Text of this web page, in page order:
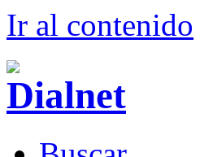
Ir al contenido